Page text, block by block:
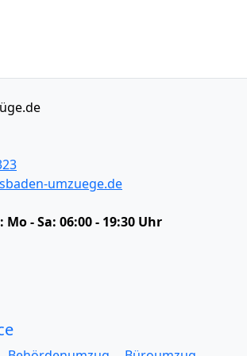
umzuege.de
Mo - Sa: 06:00 - 19:30 Uhr